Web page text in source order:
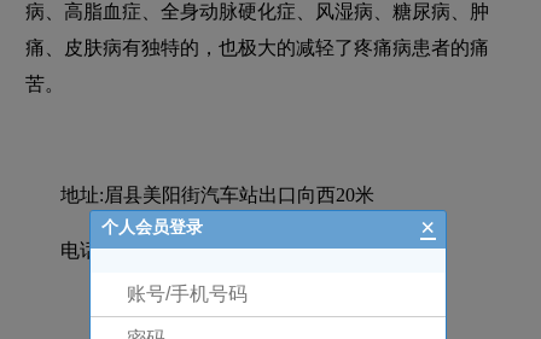
病、高脂血症、全身动脉硬化症、风湿病、糖尿病、肿
痛、皮肤病有独特的，也极大的减轻了疼痛病患者的痛
苦。
地址:眉县美阳街汽车站出口向西20米
电话:**8966502823
个人会员登录 ×